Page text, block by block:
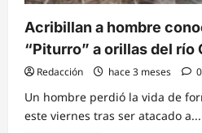
Acribillan a hombre
“Piturro” a orillas del río
Redacción hace 3 meses 0
Un hombre perdió la vida de
este viernes tras ser atacado a...